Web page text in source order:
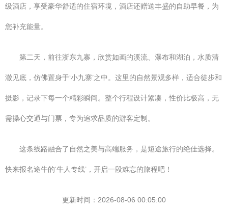
级酒店，享受豪华舒适的住宿环境，酒店还赠送丰盛的自助早餐，为
您补充能量。
第二天，前往浙东九寨，欣赏如画的溪流、瀑布和湖泊，水质清
澈见底，仿佛置身于‘小九寨’之中。这里的自然景观多样，适合徒步和
摄影，记录下每一个精彩瞬间。整个行程设计紧凑，性价比极高，无
需操心交通与门票，专为追求品质的游客定制。
这条线路融合了自然之美与高端服务，是短途旅行的绝佳选择。
快来报名途牛的‘牛人专线’，开启一段难忘的旅程吧！
更新时间：2026-08-06 00:05:00